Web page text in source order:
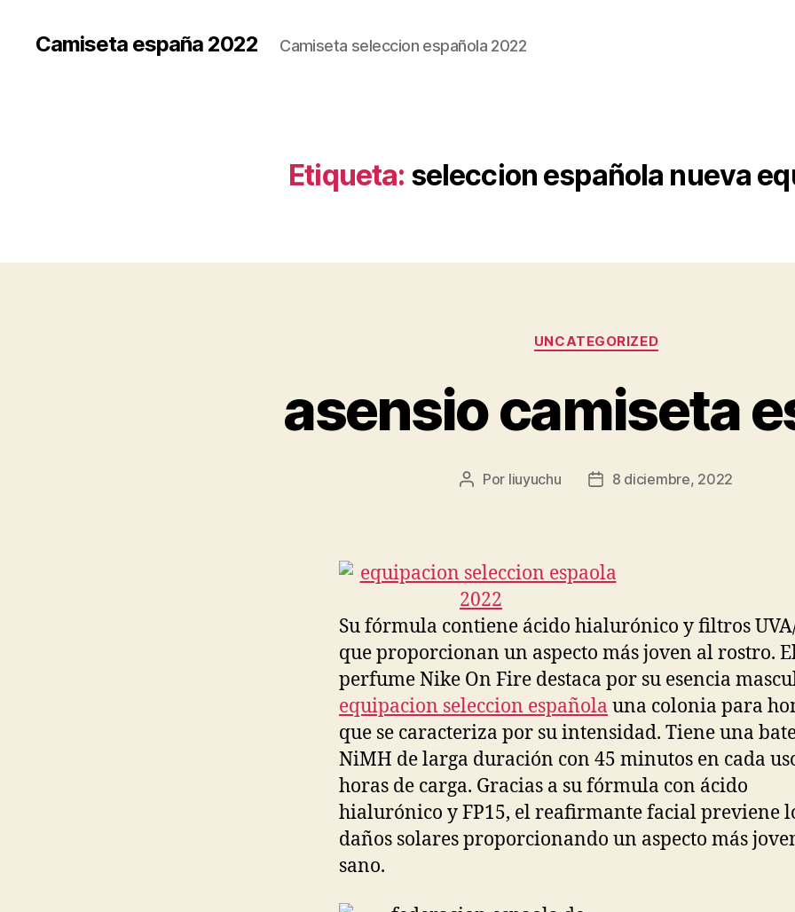
Camiseta españa 2022 Camiseta seleccion española 2022
Etiqueta: seleccion española nueva
Categorías
UNCATEGORIZED
asensio camiseta
Autor
Por liuyuchu
Fecha8 diciembre, 2022
Su fórmula contiene ácido hialurónico y filtros
que proporcionan un aspecto más joven al rostro.
perfume Nike On Fire destaca por su esencia
equipacion seleccion española una colonia para
que se caracteriza por su intensidad. Tiene una
NiMH de larga duración con 45 minutos en cada
horas de carga. Gracias a su fórmula con ácido
hialurónico y FP15, el reafirmante facial previene
daños solares proporcionando un aspecto más
sano.